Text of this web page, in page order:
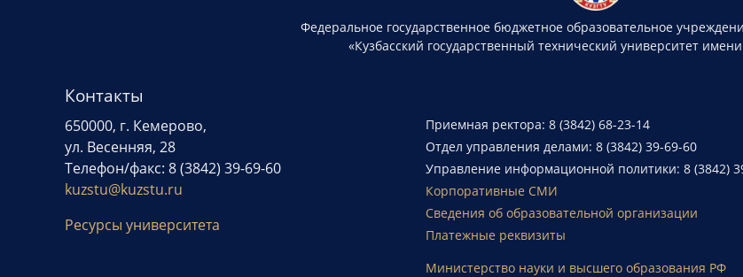
Федеральное государственное бюджетное образовательное
«Кузбасский государственный технический университет
Контакты
650000, г. Кемерово,
ул. Весенняя, 28
Телефон/факс: 8 (3842) 39-69-60
kuzstu@kuzstu.ru
Ресурсы университета
Приемная ректора: 8 (3842) 68-23-14
Отдел управления делами: 8 (3842) 39-69-60
Управление информационной политики: 8 (3842)
Корпоративные СМИ
Сведения об образовательной организации
Платежные реквизиты
Министерство науки и высшего образования РФ